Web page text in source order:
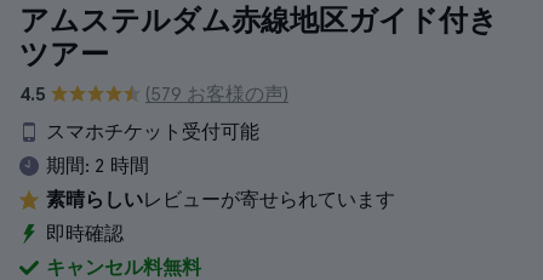
アムステルダム赤線地区ガイド付き
ツアー
4.5
(579 お客様の声)
スマホチケット受付可能
期間: 2 時間
素晴らしいレビューが寄せられています
即時確認
キャンセル料無料